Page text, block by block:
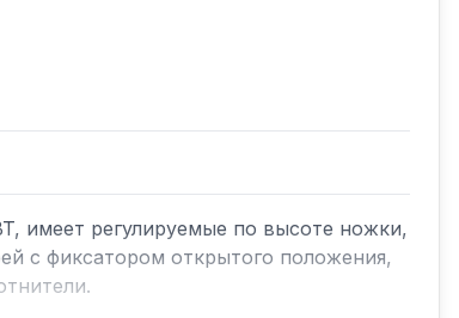
имеет регулируемые по высоте ножки,
с фиксатором открытого положения,